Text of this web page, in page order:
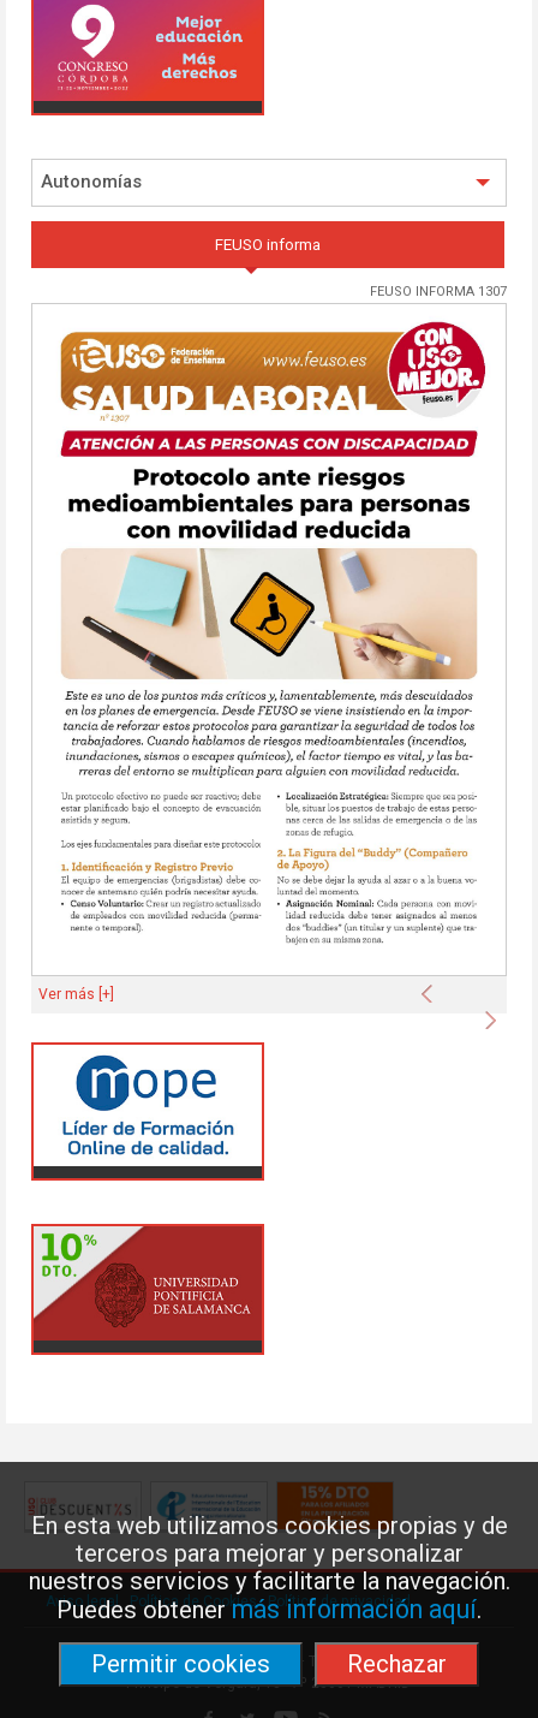
En esta web utilizamos cookies propias y de
terceros para mejorar y personalizar
nuestros servicios y facilitarte la navegación.
Puedes obtenermás información aquí.
Permitir cookies
Rechazar
Autonomías
FEUSO informa
FEUSO INFORMA 1307
Anterior
Ver más [+]
Aviso legal Política de Cookies· Política de privacidad
Federación de Enseñanza de USO · Teléfono: 91 577 41 13 ·
Príncipe de Vergara, 13 · 7º 28001 MADRID